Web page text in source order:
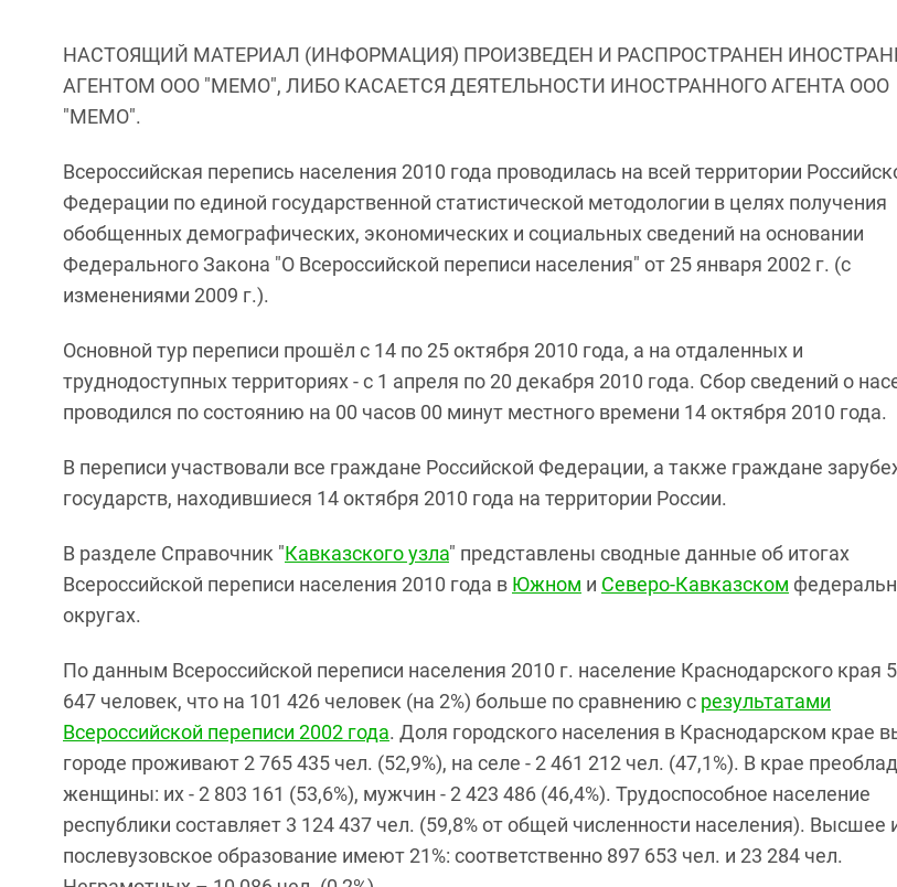
НАСТОЯЩИЙ МАТЕРИАЛ (ИНФОРМАЦИЯ) ПРОИЗВЕДЕН И РАСПРОСТРАНЕН
АГЕНТОМ ООО "МЕМО", ЛИБО КАСАЕТСЯ ДЕЯТЕЛЬНОСТИ ИНОСТРАННОГО АГЕНТА ООО
"МЕМО".
Всероссийская перепись населения 2010 года проводилась на всей территории
Федерации по единой государственной статистической методологии в целях получения
обобщенных демографических, экономических и социальных сведений на основании
Федерального Закона "О Всероссийской переписи населения" от 25 января 2002 г. (с
изменениями 2009 г.).
Основной тур переписи прошёл с 14 по 25 октября 2010 года, а на отдаленных и
труднодоступных территориях - с 1 апреля по 20 декабря 2010 года. Сбор сведений о
проводился по состоянию на 00 часов 00 минут местного времени 14 октября 2010 года.
В переписи участвовали все граждане Российской Федерации, а также граждане
государств, находившиеся 14 октября 2010 года на территории России.
В разделе Справочник "Кавказского узла" представлены сводные данные об итогах
Всероссийской переписи населения 2010 года в Южном и Северо-Кавказском
округах.
По данным Всероссийской переписи населения 2010 г. население Краснодарского края
647 человек, что на 101 426 человек (на 2%) больше по сравнению с результатами
Всероссийской переписи 2002 года. Доля городского населения в Краснодарском крае
городе проживают 2 765 435 чел. (52,9%), на селе - 2 461 212 чел. (47,1%). В крае
женщины: их - 2 803 161 (53,6%), мужчин - 2 423 486 (46,4%). Трудоспособное население
республики составляет 3 124 437 чел. (59,8% от общей численности населения). Высшее
послевузовское образование имеют 21%: соответственно 897 653 чел. и 23 284 чел.